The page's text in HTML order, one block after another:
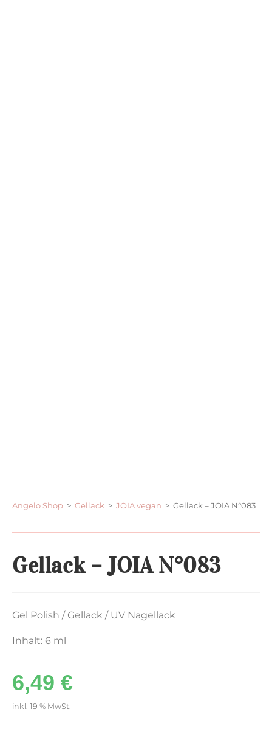
Angelo Shop > Gellack > JOIA vegan > Gellack – JOIA N°083
Gellack – JOIA N°083
Gel Polish / Gellack / UV Nagellack
Inhalt: 6 ml
6,49 €
inkl. 19 % MwSt.